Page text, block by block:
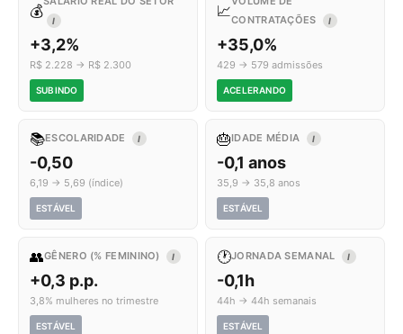
💰
I
+3,2%
R$ 2.228 → R$ 2.300
SUBINDO
📈CONTRATAÇÕES
I
+35,0%
429 → 579 admissões
ACELERANDO
📚ESCOLARIDADE I
-0,50
6,19 → 5,69 (índice)
ESTÁVEL
🎂IDADE MÉDIA I
-0,1 anos
35,9 → 35,8 anos
ESTÁVEL
👥GÊNERO (% FEMININO) I
+0,3 p.p.
3,8% mulheres no trimestre
ESTÁVEL
🕐JORNADA SEMANAL I
-0,1h
44h → 44h semanais
ESTÁVEL